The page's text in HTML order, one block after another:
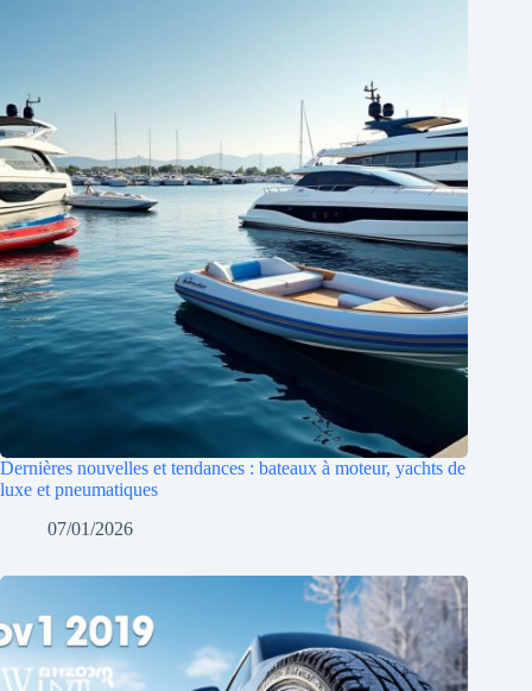
Dernières nouvelles et tendances : bateaux à moteur, yachts de
luxe et pneumatiques
07/01/2026